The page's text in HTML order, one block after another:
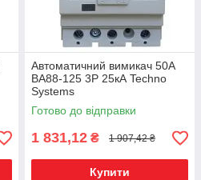
Автоматичний вимикач 50А
ВА88-125 3Р 25кА Techno
Systems
Готово до відправки
1 831,12 ₴ 1 907,42 ₴
Купити